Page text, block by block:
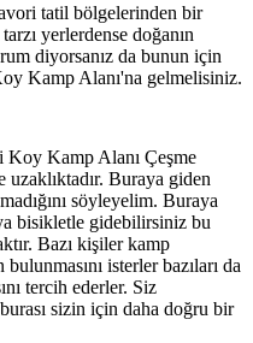
tatil bölgelerinden bir
yerlerdense doğanın
diyorsanız da bunun için
Kamp Alanı'na gelmelisiniz.
Kamp Alanı Çeşme
Buraya giden
söyleyelim. Buraya
bisikletle gidebilirsiniz bu
Bazı kişiler kamp
isterler bazıları da
tercih ederler. Siz
sizin için daha doğru bir